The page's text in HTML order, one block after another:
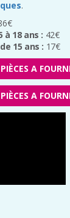
.
à 18 ans : 42€
15 ans : 17€
A
A